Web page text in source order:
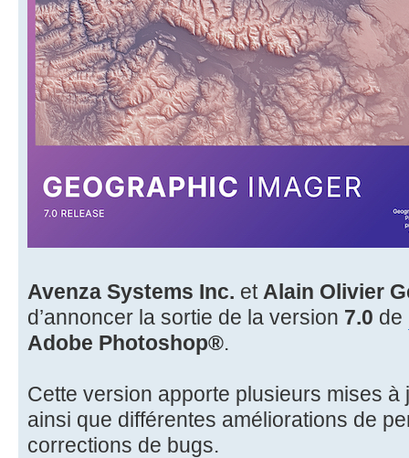
Avenza Systems Inc. et Alain Olivier
d’annoncer la sortie de la version 7.0 de
Adobe Photoshop®.
Cette version apporte plusieurs mises à
ainsi que différentes améliorations de
corrections de bugs.